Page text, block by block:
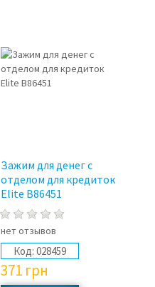
Зажим для денег с
отделом для кредиток
Elite B86451
нет отзывов
Код: 028459
371 грн